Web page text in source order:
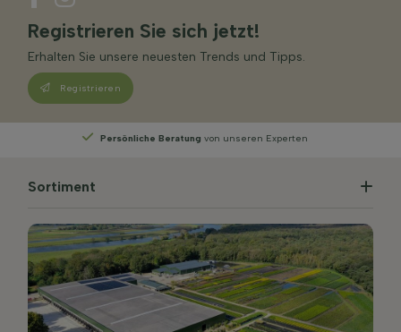
Registrieren Sie sich jetzt!
Erhalten Sie unsere neuesten Trends und Tipps.
Registrieren
WählenSie Ihre Lieferwoche
Sortiment